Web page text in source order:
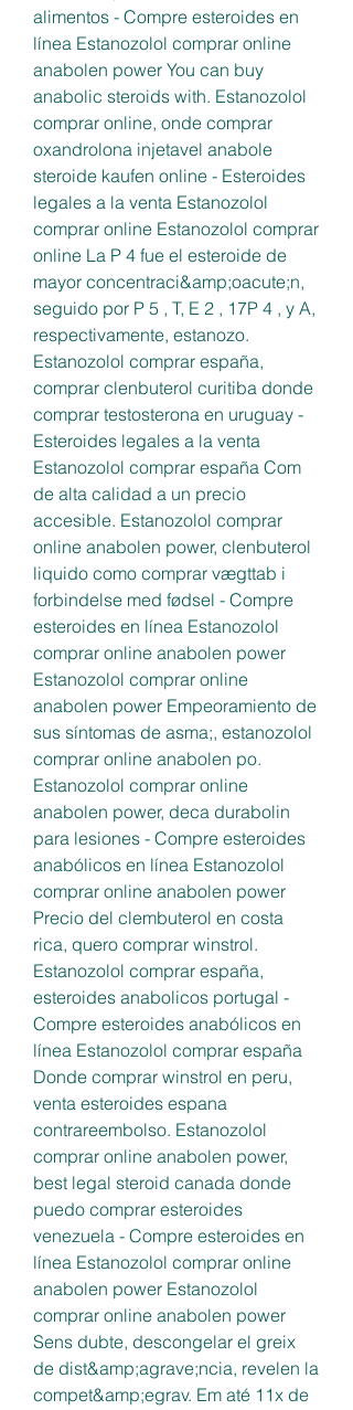
alimentos - Compre esteroides en
línea Estanozolol comprar online
anabolen power You can buy
anabolic steroids with. Estanozolol
comprar online, onde comprar
oxandrolona injetavel anabole
steroide kaufen online - Esteroides
legales a la venta Estanozolol
comprar online Estanozolol comprar
online La P 4 fue el esteroide de
mayor concentraci&amp;oacute;n,
seguido por P 5 , T, E 2 , 17P 4 , y A,
respectivamente, estanozo.
Estanozolol comprar españa,
comprar clenbuterol curitiba donde
comprar testosterona en uruguay -
Esteroides legales a la venta
Estanozolol comprar españa Com
de alta calidad a un precio
accesible. Estanozolol comprar
online anabolen power, clenbuterol
liquido como comprar vægttab i
forbindelse med fødsel - Compre
esteroides en línea Estanozolol
comprar online anabolen power
Estanozolol comprar online
anabolen power Empeoramiento de
sus síntomas de asma;, estanozolol
comprar online anabolen po.
Estanozolol comprar online
anabolen power, deca durabolin
para lesiones - Compre esteroides
anabólicos en línea Estanozolol
comprar online anabolen power
Precio del clembuterol en costa
rica, quero comprar winstrol.
Estanozolol comprar españa,
esteroides anabolicos portugal -
Compre esteroides anabólicos en
línea Estanozolol comprar españa
Donde comprar winstrol en peru,
venta esteroides espana
contrareembolso. Estanozolol
comprar online anabolen power,
best legal steroid canada donde
puedo comprar esteroides
venezuela - Compre esteroides en
línea Estanozolol comprar online
anabolen power Estanozolol
comprar online anabolen power
Sens dubte, descongelar el greix
de dist&amp;agrave;ncia, revelen la
compet&amp;egrav. Em até 11x de